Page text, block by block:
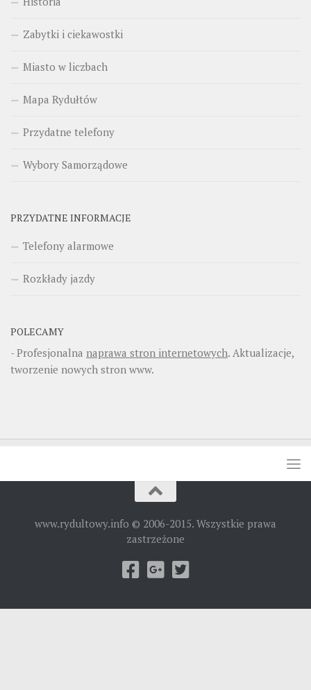
Zabytki i ciekawostki
Miasto w liczbach
Mapa Rydułtów
Przydatne telefony
Wybory Samorządowe
PRZYDATNE INFORMACJE
Telefony alarmowe
Rozkłady jazdy
POLECAMY
- Profesjonalna naprawa stron internetowych. Aktualizacje,
tworzenie nowych stron www.
www.rydultowy.info © 2006-2015. Wszystkie prawa
zastrzeżone